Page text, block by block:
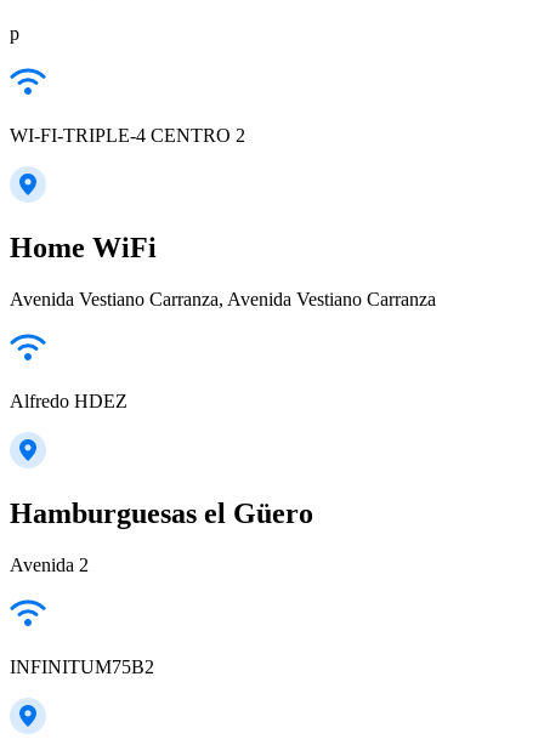
p
WI-FI-TRIPLE-4 CENTRO 2
Home WiFi
Avenida Vestiano Carranza, Avenida Vestiano Carranza
Alfredo HDEZ
Hamburguesas el Güero
Avenida 2
INFINITUM75B2